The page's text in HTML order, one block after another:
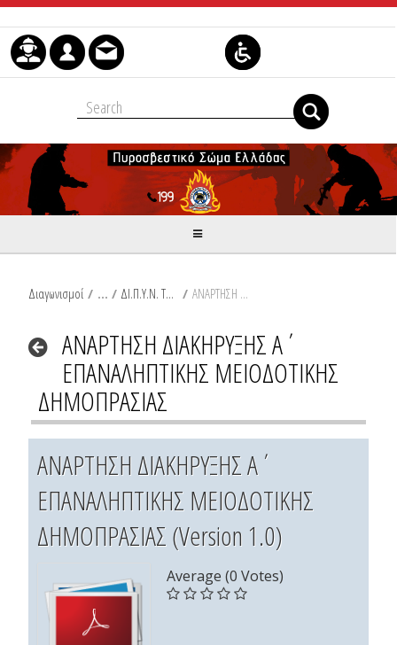
Skip to Content
Διαγωνισμοί / ΔΙ.Π.Υ.Ν. ΤΡΙΚΑΛΩΝ / ΑΝΑΡΤΗΣΗ ΔΙΑΚΗΡΥΞΗΣ Α΄ ΕΠΑΝΑΛΗΠΤΙΚΗΣ ΜΕΙΟΔΟΤΙΚΗΣ ΔΗΜΟΠΡΑΣΙΑΣ
ΑΝΑΡΤΗΣΗ ΔΙΑΚΗΡΥΞΗΣ Α΄
ΕΠΑΝΑΛΗΠΤΙΚΗΣ ΜΕΙΟΔΟΤΙΚΗΣ
ΔΗΜΟΠΡΑΣΙΑΣ
ΑΝΑΡΤΗΣΗ ΔΙΑΚΗΡΥΞΗΣ Α΄
ΕΠΑΝΑΛΗΠΤΙΚΗΣ ΜΕΙΟΔΟΤΙΚΗΣ
ΔΗΜΟΠΡΑΣΙΑΣ (Version 1.0)
Average (0 Votes)